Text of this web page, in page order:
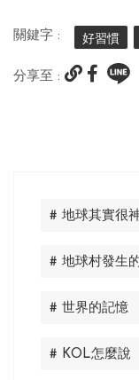
關鍵字 : 好習慣
分享至 :
# 地球其實很
# 地球村發生
# 世界的記憶
# KOL怎麼說